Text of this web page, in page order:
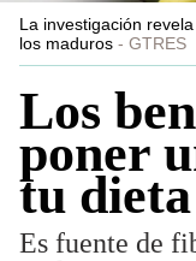
La investigación
los maduros
GTRES
Los
poner
tu
Es fuente de